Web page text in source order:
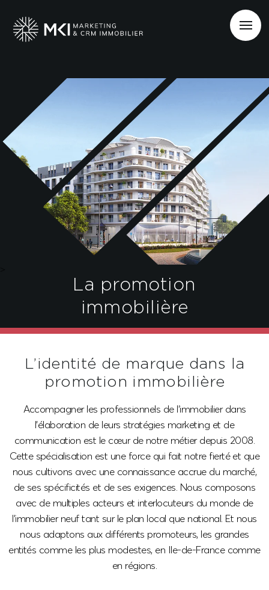
La promotion
immobilière
L’identité de marque dans la
promotion immobilière
Accompagner les professionnels de l’immobilier dans
l’élaboration de leurs stratégies marketing et de
communication est le cœur de notre métier depuis 2008.
Cette spécialisation est une force qui fait notre fierté et que
nous cultivons avec une connaissance accrue du marché,
de ses spécificités et de ses exigences. Nous composons
avec de multiples acteurs et interlocuteurs du monde de
l’immobilier neuf tant sur le plan local que national. Et nous
nous adaptons aux différents promoteurs, les grandes
entités comme les plus modestes, en Ile-de-France comme
en régions.